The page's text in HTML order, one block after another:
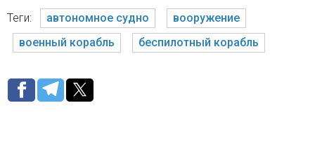
Теги: автономное судно
вооружение
военный корабль
беспилотный корабль